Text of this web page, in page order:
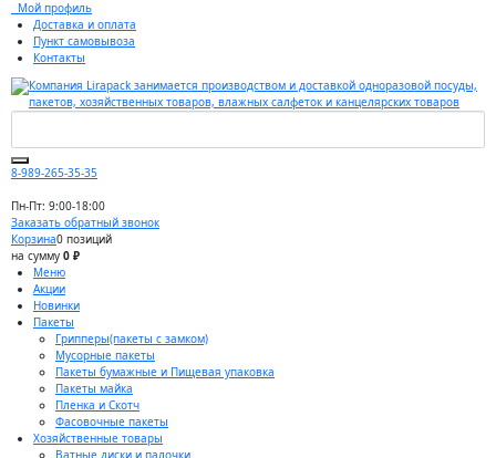
Мой профиль
Доставка и оплата
Пункт самовывоза
Контакты
8-989-265-35-35
Пн-Пт: 9:00-18:00
Заказать обратный звонок
Корзина0 позиций
на сумму 0 ₽
Меню
Акции
Новинки
Пакеты
Грипперы(пакеты с замком)
Мусорные пакеты
Пакеты бумажные и Пищевая упаковка
Пакеты майка
Пленка и Скотч
Фасовочные пакеты
Хозяйственные товары
Ватные диски и палочки